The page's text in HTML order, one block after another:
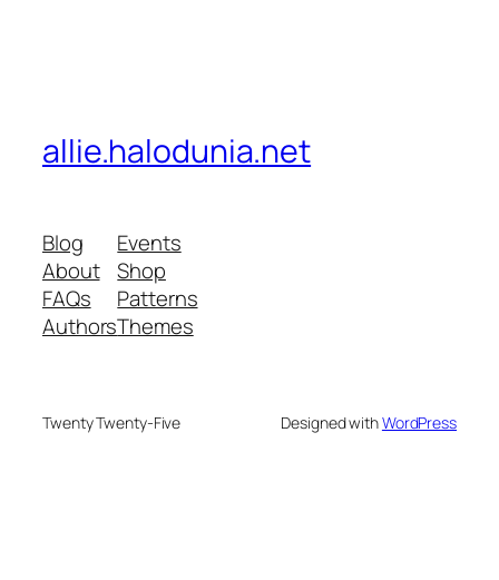
allie.halodunia.net
Blog
About
FAQs
Authors
Events
Shop
Patterns
Themes
Twenty Twenty-Five Designed withWordPress